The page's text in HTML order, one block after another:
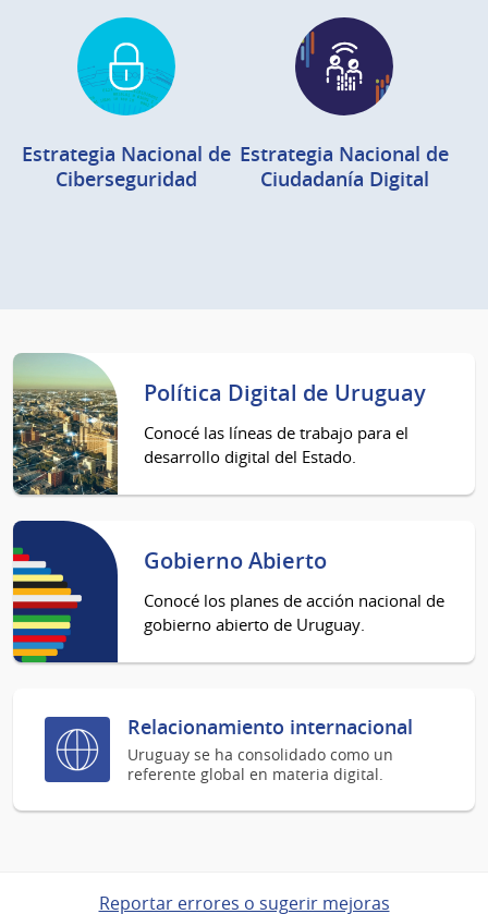
Estrategia Nacional de
Ciberseguridad
Estrategia Nacional de
Ciudadanía Digital
Política Digital de Uruguay
Conocé las líneas de trabajo para el
desarrollo digital del Estado.
Gobierno Abierto
Conocé los planes de acción nacional de
gobierno abierto de Uruguay.
Relacionamiento internacional
Uruguay se ha consolidado como un
referente global en materia digital.
Reportar errores o sugerir mejoras